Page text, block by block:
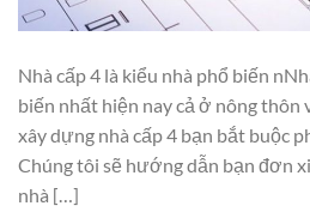
Nhà cấp 4 là kiểu nhà phổ biến
biến nhất hiện nay cả ở nông thôn
xây dựng nhà cấp 4 bạn bắt buộc
Chúng tôi sẽ hướng dẫn bạn đơn
nhà […]